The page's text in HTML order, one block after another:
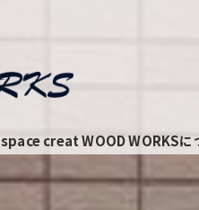
space creat WOOD WORKSに